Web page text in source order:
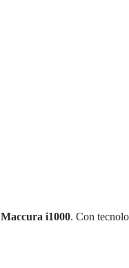
Maccura i1000. Con